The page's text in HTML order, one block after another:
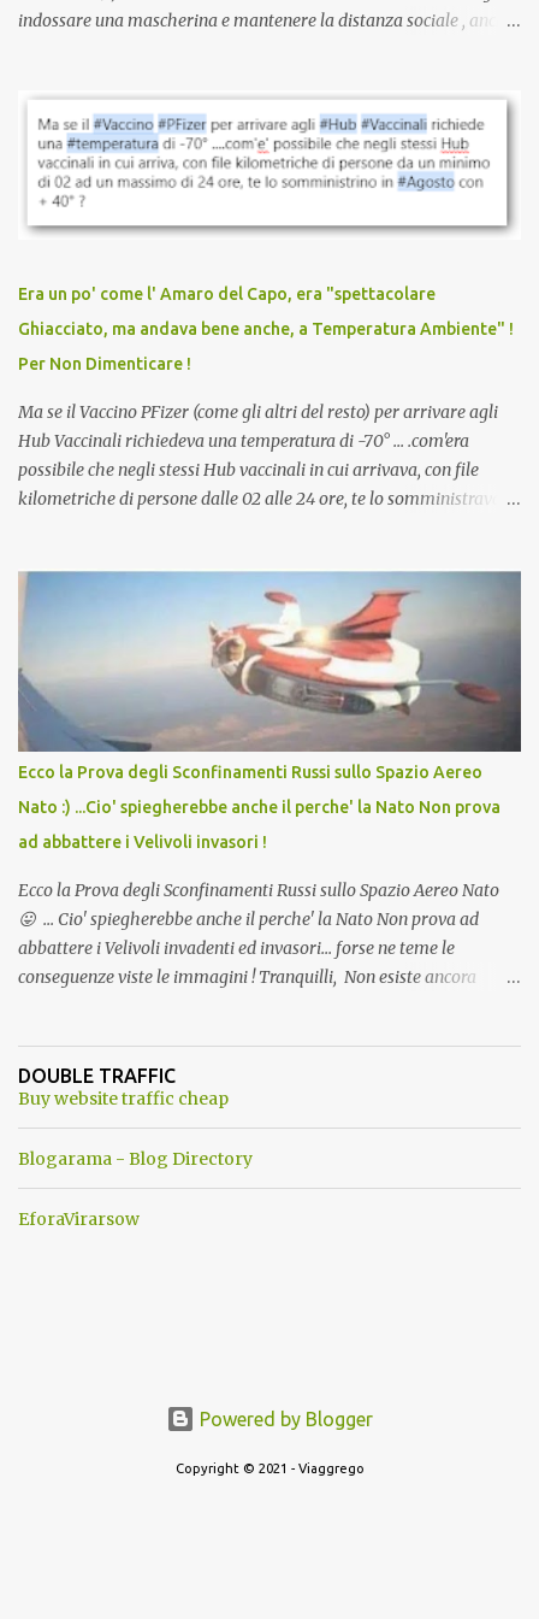
indossare una mascherina e mantenere la distanza sociale , anche
vaccinazione. Non avevamo mai sentito parlare di ricompense,
sconti, incentivi per vaccinarsi. Non avevamo mai visto
discriminazioni per coloro che non l’hanno fatto. Se non sei stato
vaccinato, nessuno aveva prima cercato di farti sentire una
persona cattiva. Non avevamo mai visto un vaccino che minacci le
vaccino usato per minacciare i mezzi di sussistenza, il lavoro o la
scuola. Non avevamo mai visto un vaccino che permettesse a un
dodicenne di ignorare il consenso dei genitori. Dopo tutti i vaccini
che abbiamo elencato sopra...
Era un po' come l' Amaro del Capo, era "spettacolare
Ghiacciato, ma andava bene anche, a Temperatura Ambiente" !
Per Non Dimenticare !
Ma se il Vaccino PFizer (come gli altri del resto) per arrivare agli
Hub Vaccinali richiedeva una temperatura di -70° ... .com'era
possibile che negli stessi Hub vaccinali in cui arrivava, con file
kilometriche di persone dalle 02 alle 24 ore, te lo somministravano
Vaccino come: l' Amaro del Capo, era "spettacolare Ghiacciato, ma
andava bene anche, a Temperatura Ambiente"! Riproponiamo
l'articolo per NON Dimenticare!
Ecco la Prova degli Sconfinamenti Russi sullo Spazio Aereo
Nato :) ...Cio' spiegherebbe anche il perche' la Nato Non prova
ad abbattere i Velivoli invasori !
Ecco la Prova degli Sconfinamenti Russi sullo Spazio Aereo Nato
😛 ... Cio' spiegherebbe anche il perche' la Nato Non prova ad
abbattere i Velivoli invadenti ed invasori... forse ne teme le
conseguenze viste le immagini ! Tranquilli, Non esiste ancora
ancora una fantasia Nato o forse una "False Flag", per provocare
una guerra mondiale che difficilmente da menti sane, potrebbe
DOUBLE TRAFFIC
Buy website traffic cheap
Blogarama - Blog Directory
EforaVirarsow
Powered by Blogger
Copyright © 2021 - Viaggrego